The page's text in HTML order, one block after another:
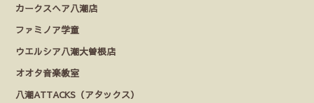
カークスヘア八潮店
ファミノア学童
ウエルシア八潮大曽根店
オオタ音楽教室
八潮ATTACKS（アタックス）